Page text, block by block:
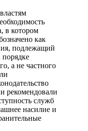
в котором
как
подлежащий
а не частного
рекомендовали
служб
насилие и